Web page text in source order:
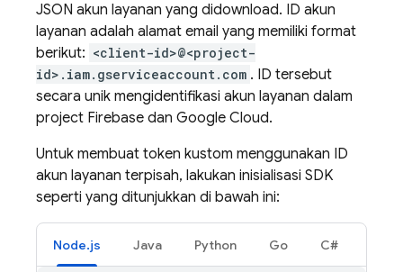
JSON akun layanan yang didownload. ID akun
layanan adalah alamat email yang memiliki format
berikut: <client-id>@<project-
id>.iam.gserviceaccount.com . ID tersebut
secara unik mengidentifikasi akun layanan dalam
project Firebase dan Google Cloud.
Untuk membuat token kustom menggunakan ID
akun layanan terpisah, lakukan inisialisasi SDK
seperti yang ditunjukkan di bawah ini:
Node.js Java Python Go C#